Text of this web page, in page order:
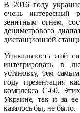
В 2016 году
очень интересный
зенитным огнем,
дециметрового
дистанционной
Уникальность этой
интегрировать в
установку, тем
году презентация
комплекса С-60.
Украине, так и за
казалось бы, не было.